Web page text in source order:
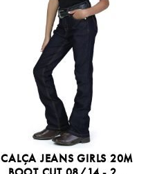
CALÇA JEANS GIRLS 20M